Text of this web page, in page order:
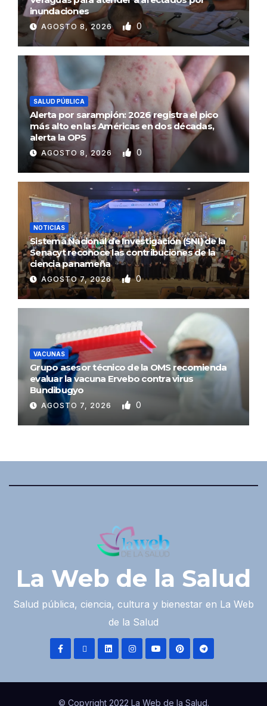
inundaciones
AGOSTO 8, 2026 0
SALUD PÚBLICA
Alerta por sarampión: 2026 registra el pico
más alto en las Américas en dos décadas,
alerta la OPS
AGOSTO 8, 2026 0
NOTICIAS
Sistema Nacional de Investigación (SNI) de la
Senacyt reconoce las contribuciones de la
ciencia panameña
AGOSTO 7, 2026 0
VACUNAS
Grupo asesor técnico de la OMS recomienda
evaluar la vacuna Ervebo contra virus
Bundibugyo
AGOSTO 7, 2026 0
La Web de la Salud
Salud pública, ciencia, cultura y bienestar en La Web
de la Salud
© Copyright 2022 La Web de la Salud.